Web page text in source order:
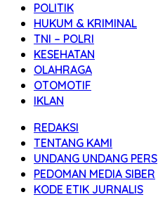
POLITIK
HUKUM & KRIMINAL
TNI – POLRI
KESEHATAN
OLAHRAGA
OTOMOTIF
IKLAN
REDAKSI
TENTANG KAMI
UNDANG UNDANG PERS
PEDOMAN MEDIA SIBER
KODE ETIK JURNALIS